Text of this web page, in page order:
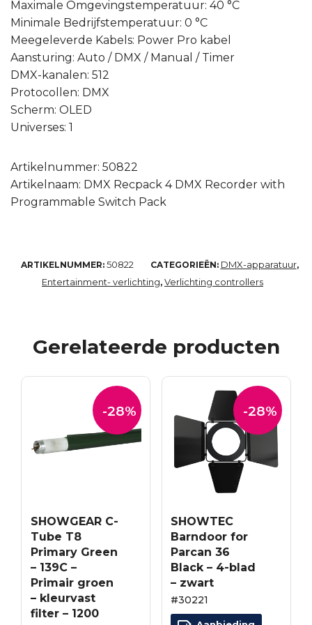
Maximale Omgevingstemperatuur: 40 °C
Minimale Bedrijfstemperatuur: 0 °C
Meegeleverde Kabels: Power Pro kabel
Aansturing: Auto / DMX / Manual / Timer
DMX-kanalen: 512
Protocollen: DMX
Scherm: OLED
Universes: 1
Artikelnummer: 50822
Artikelnaam: DMX Recpack 4 DMX Recorder with
Programmable Switch Pack
ARTIKELNUMMER: 50822 CATEGORIEËN: DMX-apparatuur,
Entertainment- verlichting, Verlichting controllers
Gerelateerde producten
-28%
SHOWGEAR C-
Tube T8
Primary Green
– 139C –
Primair groen
– kleurvast
filter – 1200
-28%
SHOWTEC
Barndoor for
Parcan 36
Black – 4-blad
– zwart
#30221